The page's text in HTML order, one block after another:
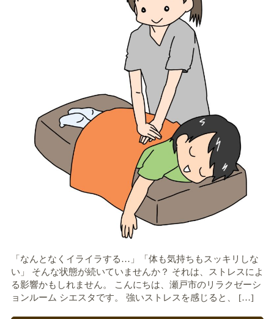
「なんとなくイライラする…」「体も気持ちもスッキリしな
い」 そんな状態が続いていませんか？ それは、ストレスによ
る影響かもしれません。 こんにちは、瀬戸市のリラクゼーシ
ョンルーム シエスタです。 強いストレスを感じると、 […]